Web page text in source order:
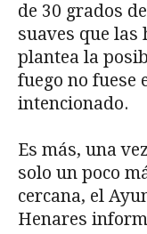
de 30 grados
suaves que las
plantea la
fuego no fuese
intencionado.
Es más, una
solo un poco
cercana, el
Henares